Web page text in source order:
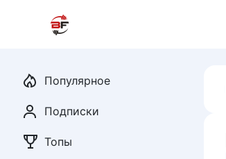
Популярное
Подписки
Топы